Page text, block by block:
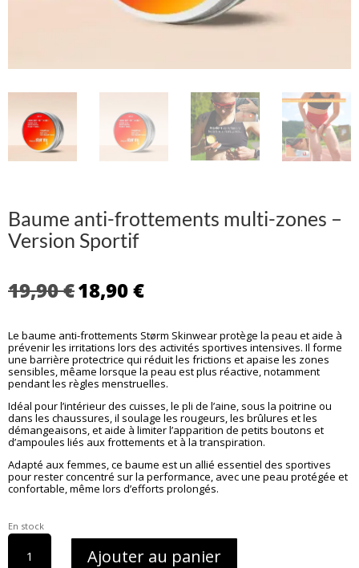
Baume anti-frottements multi-zones –
Version Sportif
19,90€ Le
prix
était :
19,90 €.
18,90€Le
prix
est :
18,90 €.
Le baume anti-frottements Størm Skinwear protège la peau et aide à
prévenir les irritations lors des activités sportives intensives. Il forme
une barrière protectrice qui réduit les frictions et apaise les zones
sensibles, mêame lorsque la peau est plus réactive, notamment
pendant les règles menstruelles.
Idéal pour l’intérieur des cuisses, le pli de l’aine, sous la poitrine ou
dans les chaussures, il soulage les rougeurs, les brûlures et les
démangeaisons, et aide à limiter l’apparition de petits boutons et
d’ampoules liés aux frottements et à la transpiration.
Adapté aux femmes, ce baume est un allié essentiel des sportives
pour rester concentré sur la performance, avec une peau protégée et
confortable, même lors d’efforts prolongés.
En stock
quantité
Ajouter au panier